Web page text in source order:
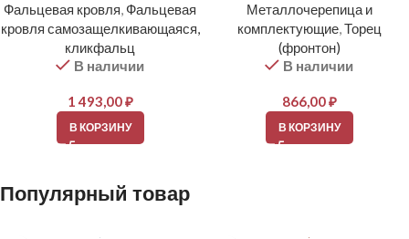
Фальцевая кровля, Фальцевая
кровля самозащелкивающаяся,
кликфальц
В наличии
1 493,00₽
В КОРЗИНУ
Металлочерепица и
комплектующие,Торец
(фронтон)
В наличии
866,00₽
В КОРЗИНУ
Популярный товар